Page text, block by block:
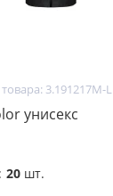
3.191217M-L
унисекс
20шт.